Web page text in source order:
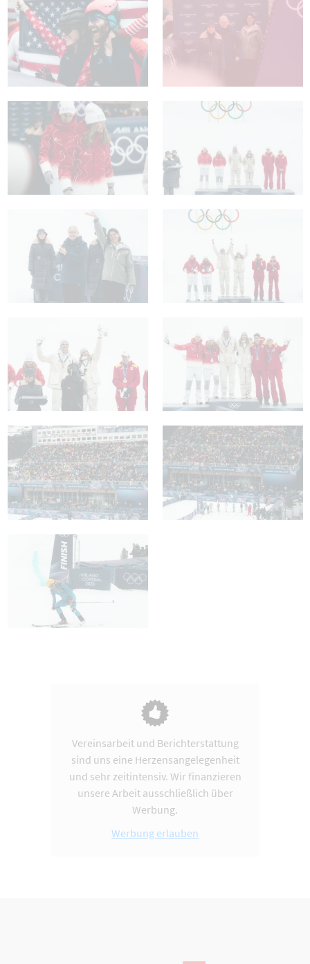
Vereinsarbeit und Berichterstattung
sind uns eine Herzensangelegenheit
und sehr zeitintensiv. Wir finanzieren
unsere Arbeit ausschließlich über
Werbung.
Werbung erlauben